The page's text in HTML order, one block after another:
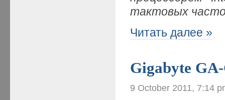
тактовых
Читать далее »
Gigabyte
9 October 2011, 7:14